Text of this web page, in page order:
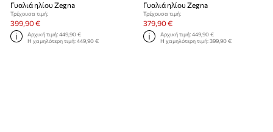
Γυαλιά ηλίου Zegna
Τρέχουσα τιμή:
399,90 €
Αρχική τιμή:449,90 €
Η χαμηλότερη τιμή:449,90 €
Γυαλιά ηλίου Zegna
Τρέχουσα τιμή:
379,90 €
Αρχική τιμή:449,90 €
Η χαμηλότερη τιμή:399,90 €